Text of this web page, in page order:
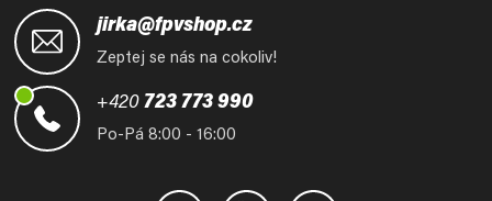
jirka@fpvshop.cz
Zeptej se nás na cokoliv!
+420 723 773 990
Po-Pá 8:00 - 16:00